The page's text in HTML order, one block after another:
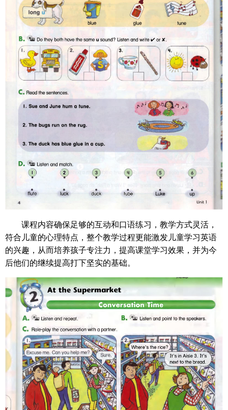
课程内容确保足够的互动和口语练习，教学方式灵活，
符合儿童的心理特点，整个教学过程更能激发儿童学习英语
的兴趣，从而培养孩子专注力，提高课堂学习效果，并为今
后他们的继续提高打下坚实的基础。